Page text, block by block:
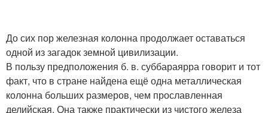
До сих пор железная колонна продолжает оставаться
одной из загадок земной цивилизации.
В пользу предположения б. в. суббараярра говорит и тот
факт, что в стране найдена ещё одна металлическая
колонна больших размеров, чем прославленная
делийская. Она также практически из чистого железа